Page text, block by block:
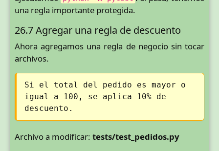
una regla importante protegida.
26.7 Agregar una regla de descuento
Ahora agregamos una regla de negocio sin tocar
archivos.
Si el total del pedido es mayor o
igual a 100, se aplica 10% de
descuento.
Archivo a modificar: tests/test_pedidos.py